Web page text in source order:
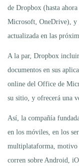
de Dropbox (hasta
Microsoft, OneDrive), y
actualizada en las
A la par, Dropbox
documentos en sus
online del Office de
su sitio, y ofrecerá una
Así, la compañía
en los móviles, en los
multiplataforma, motivo
corren sobre Android,